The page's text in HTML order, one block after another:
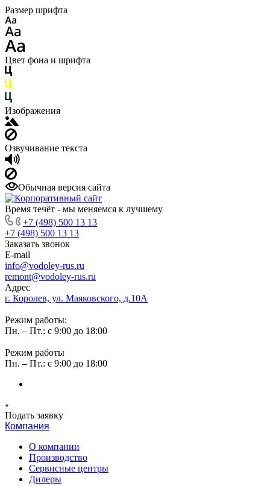
Размер шрифта
Цвет фона и шрифта
Изображения
Озвучивание текста
Обычная версия сайта
Время течёт - мы меняемся к лучшему
+7 (498) 500 13 13
+7 (498) 500 13 13
Заказать звонок
E-mail
info@vodoley-rus.ru
remont@vodoley-rus.ru
Адрес
г. Королев, ул. Маяковского, д.10А
Режим работы:
Пн. – Пт.: с 9:00 до 18:00
Режим работы
Пн. – Пт.: с 9:00 до 18:00
Подать заявку
Компания
О компании
Производство
Сервисные центры
Дилеры